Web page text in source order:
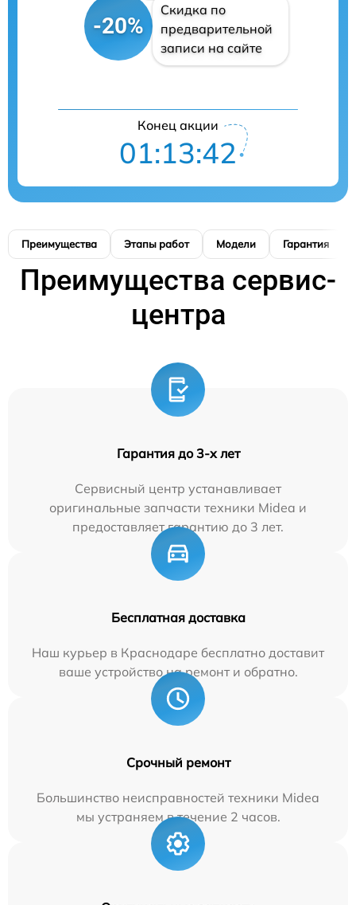
-20%
Скидка по
предварительной
записи на сайте
Конец акции
01:13:41
Преимущества Этапы работ Модели Гарантия
Преимущества сервис-
центра
Гарантия до 3-х лет
Сервисный центр устанавливает
оригинальные запчасти техники Midea и
предоставляет гарантию до 3 лет.
Бесплатная доставка
Наш курьер в Краснодаре бесплатно доставит
ваше устройство на ремонт и обратно.
Срочный ремонт
Большинство неисправностей техники Midea
мы устраняем в течение 2 часов.